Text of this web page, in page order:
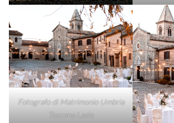
Fotografo di Matrimonio Umbria
Toscana Lazio